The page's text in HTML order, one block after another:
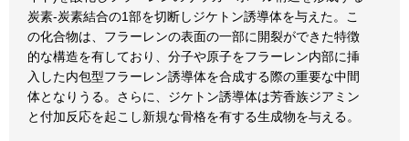
炭素-炭素結合の1部を切断しジケトン誘導体を与えた。こ
の化合物は、フラーレンの表面の一部に開裂ができた特徴
的な構造を有しており、分子や原子をフラーレン内部に挿
入した内包型フラーレン誘導体を合成する際の重要な中間
体となりうる。さらに、ジケトン誘導体は芳香族ジアミン
と付加反応を起こし新規な骨格を有する生成物を与える。